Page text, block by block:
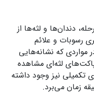
دندان‌ها و لثه‌ها از
رسوبات و علائم
مواردی که نشانه‌هایی
پاکت‌های لثه‌ای مشاهده
تکمیلی نیز وجود داشته